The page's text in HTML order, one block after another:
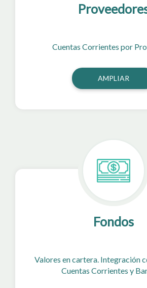
Cuentas Corrientes por
AMPLIAR
Fondos
Valores en cartera. Integración
Cuentas Corrientes y